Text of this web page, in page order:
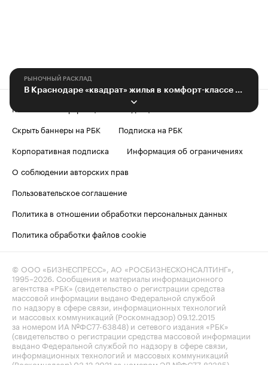
РЫНОЧНЫЙ РАСКЛАД
В Краснодаре «квадрат» жилья в комфорт-классе подорожал на 20% в 2023 г.
Контактная информация
Скрыть баннеры на РБК
Подписка на РБК
Корпоративная подписка
Информация об ограничениях
О соблюдении авторских прав
Пользовательское соглашение
Политика в отношении обработки персональных данных
Политика обработки файлов cookie
© ООО «БИЗНЕСПРЕСС», АО «РОСБИЗНЕСКОНСАЛТИНГ»,
1995–2026. Сообщения и материалы информационного
агентства «РБК» (свидетельство о регистрации средства
массовой информации выдано Федеральной службой
по надзору в сфере связи, информационных технологий
и массовых коммуникаций (Роскомнадзор) 09.12.2015
за номером ИА №ФС77-63848) и сетевого издания «РБК»
(свидетельство о регистрации средства массовой информации
выдано Федеральной службой по надзору в сфере связи,
информационных технологий и массовых коммуникаций